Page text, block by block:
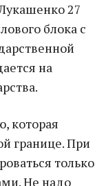
27
блока с
на
которая
границе. При
только
Не надо